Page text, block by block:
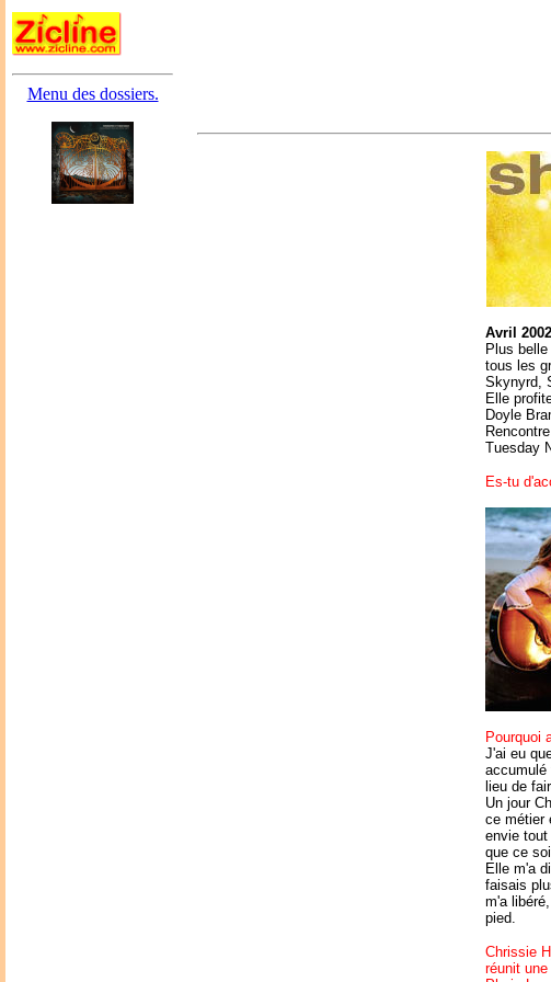
Menu des dossiers.
Avril
Plus
tous les
Skynyrd,
Elle
Doyle
Tuesday
Es-tu
Pourquoi
J'ai eu
accumulé
lieu de
Un jour
ce métier
envie
que ce
Elle m'a
faisais
m'a
pied.
Chrissie
réunit